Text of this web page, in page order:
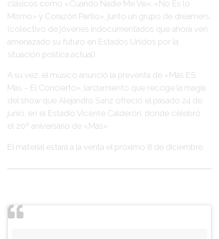
clásicos como «Cuando Nadie Me Ve», «No Es lo
Mismo» y Corazón Partío» , junto un grupo de dreamers,
(colectivo de jóvenes indocumentados que ahora ven
amenazado su futuro en Estados Unidos por la
situación política actual).
A su vez, el músico anunció la preventa de «Más ES
Más – El Concierto», lanzamiento que recoge la magia
del show que Alejandro Sanz ofreció el pasado 24 de
junio, en el Estadio Vicente Calderón, donde celebró
el 20º aniversario de «Más».
El material estará a la venta el próximo 8 de diciembre.